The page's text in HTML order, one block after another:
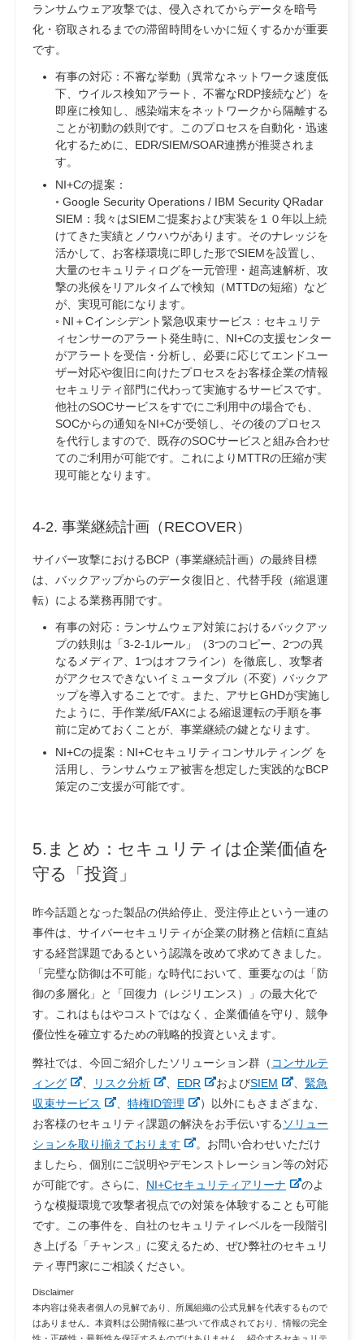
ランサムウェア攻撃では、侵入されてからデータを暗号
化・窃取されるまでの滞留時間をいかに短くするかが重要
です。
有事の対応： 不審な挙動（異常なネットワーク速度低
下、ウイルス検知アラート、不審なRDP接続など）を
即座に検知し、感染端末をネットワークから隔離する
ことが初動の鉄則です。このプロセスを自動化・迅速
化するために、EDR/SIEM/SOAR連携が推奨されま
す。
NI+Cの提案：
◦ Google Security Operations / IBM Security QRadar
SIEM：我々はSIEMご提案および実装を１０年以上続
けてきた実績とノウハウがあります。そのナレッジを
活かして、お客様環境に即した形でSIEMを設置し、
大量のセキュリティログを一元管理・超高速解析、攻
撃の兆候をリアルタイムで検知（MTTDの短縮）など
が、実現可能になります。
◦ NI＋Cインシデント緊急収束サービス：セキュリテ
ィセンサーのアラート発生時に、NI+Cの支援センター
がアラートを受信・分析し、必要に応じてエンドユー
ザー対応や復旧に向けたプロセスをお客様企業の情報
セキュリティ部門に代わって実施するサービスです。
他社のSOCサービスをすでにご利用中の場合でも、
SOCからの通知をNI+Cが受領し、その後のプロセス
を代行しますので、既存のSOCサービスと組み合わせ
てのご利用が可能です。これによりMTTRの圧縮が実
現可能となります。
4-2. 事業継続計画（RECOVER）
サイバー攻撃におけるBCP（事業継続計画）の最終目標
は、バックアップからのデータ復旧と、代替手段（縮退運
転）による業務再開です。
有事の対応： ランサムウェア対策におけるバックアッ
プの鉄則は「3-2-1ルール」（3つのコピー、2つの異
なるメディア、1つはオフライン）を徹底し、攻撃者
がアクセスできないイミュータブル（不変）バックア
ップを導入することです。また、アサヒGHDが実施し
たように、手作業/紙/FAXによる縮退運転の手順を事
前に定めておくことが、事業継続の鍵となります。
NI+Cの提案： NI+Cセキュリティコンサルティング を
活用し、ランサムウェア被害を想定した実践的なBCP
策定のご支援が可能です。
5.まとめ：セキュリティは企業価値を
守る「投資」
昨今話題となった製品の供給停止、受注停止という一連の
事件は、サイバーセキュリティが企業の財務と信頼に直結
する経営課題であるという認識を改めて求めてきました。
「完璧な防御は不可能」な時代において、重要なのは「防
御の多層化」と「回復力（レジリエンス）」の最大化で
す。これはもはやコストではなく、企業価値を守り、競争
優位性を確立するための戦略的投資といえます。
弊社では、今回ご紹介したソリューション群（ コンサルテ
ィング
リスク分析 EDR およびSIEM
緊急
収束サービス
特権ID管理
）以外にもさまざまな、
お客様のセキュリティ課題の解決をお手伝いする ソリュー
ションを取り揃えております
。お問い合わせいただけ
ましたら、個別にご説明やデモンストレーション等の対応
が可能です。さらに、 NI+Cセキュリティアリーナ
のよ
うな模擬環境で攻撃者視点での対策を体験することも可能
です。この事件を、自社のセキュリティレベルを一段階引
き上げる「チャンス」に変えるため、ぜひ弊社のセキュリ
ティ専門家にご相談ください。
Disclaimer
本内容は発表者個人の見解であり、所属組織の公式見解を代表するもので
はありません。本資料は公開情報に基づいて作成されており、情報の完全